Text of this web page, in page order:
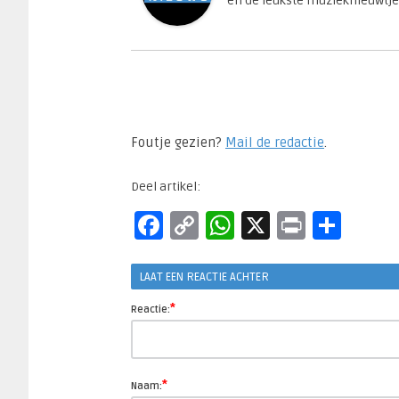
Foutje gezien? Mail de redactie.​
Deel artikel:
Facebook
CopyWhatsApp
X Print
LAAT EEN REACTIE ACHTER
Reactie:*
Naam:*